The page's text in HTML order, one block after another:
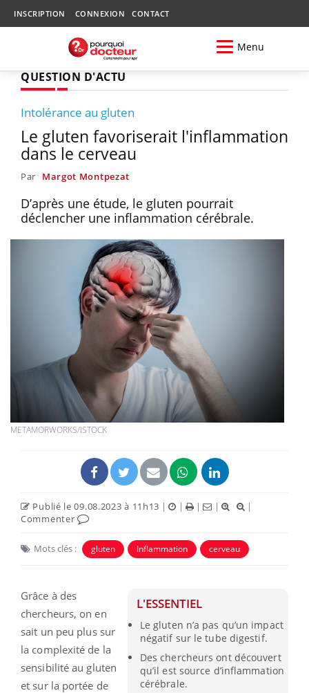
INSCRIPTION CONNEXION CONTACT
Menu
QUESTION D'ACTU
Intolérance au gluten
Le gluten favoriserait l'inflammation
dans le cerveau
Par Margot Montpezat
D’après une étude, le gluten pourrait
déclencher une inflammation cérébrale.
METAMORWORKS/ISTOCK
Publié le 09.08.2023 à 11h13 | | | |
|
Commenter
Mots clés : gluten Inflammation cerveau
L'ESSENTIEL
Le gluten n’a pas qu’un impact
négatif sur le tube digestif.
Des chercheurs ont découvert
qu’il est source d’inflammation
cérébrale.
Grâce à des
chercheurs, on en
sait un peu plus sur
la complexité de la
sensibilité au gluten
et sur la portée de